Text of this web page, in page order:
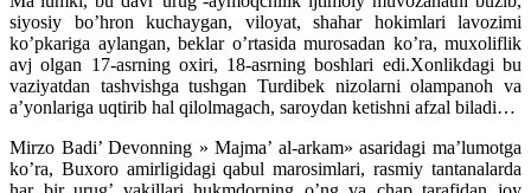
siyosiy bo’hron kuchaygan, viloyat, shahar hokimlari lavozimi
ko’pkariga aylangan, beklar o’rtasida murosadan ko’ra, muxoliflik
avj olgan 17-asrning oxiri, 18-asrning boshlari edi.Xonlikdagi bu
vaziyatdan tashvishga tushgan Turdibek nizolarni olampanoh va
a’yonlariga uqtirib hal qilolmagach, saroydan ketishni afzal biladi…
Mirzo Badi’ Devonning » Majma’ al-arkam» asaridagi ma’lumotga
ko’ra, Buxoro amirligidagi qabul marosimlari, rasmiy tantanalarda